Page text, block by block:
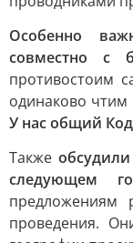
Особенно
совместно с
противостоим
одинаково
У нас общий
Также
следующем
предложениям
проведения.